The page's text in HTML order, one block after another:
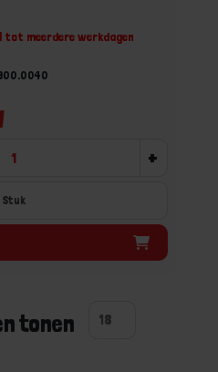
tot meerdere werkdagen
+
Stuk
tonen